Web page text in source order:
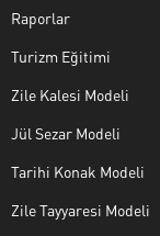
Raporlar
Turizm Eğitimi
Zile Kalesi Modeli
Jül Sezar Modeli
Tarihi Konak Modeli
Zile Tayyaresi Modeli